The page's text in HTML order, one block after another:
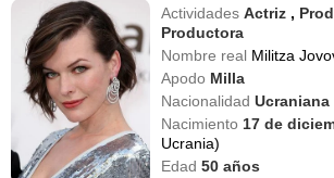
ActividadesActriz ,
Productora
Nombre real Militza
Apodo Milla
NacionalidadUcraniana
Nacimiento 17 de
Ucrania)
Edad50 años